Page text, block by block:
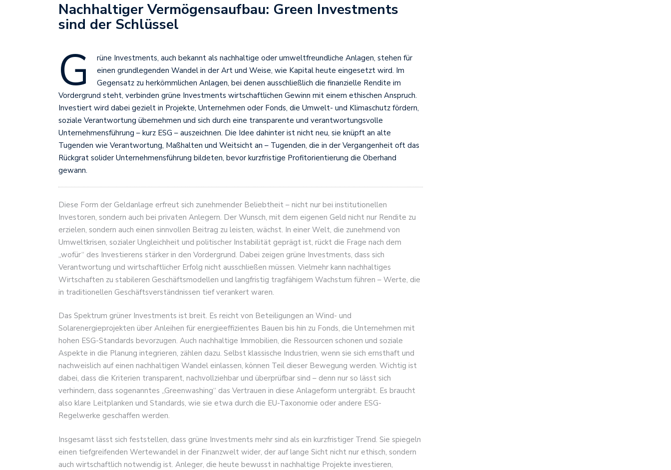
Nachhaltiger Vermögensaufbau: Green Investments
sind der Schlüssel
G
rüne Investments, auch bekannt als nachhaltige oder umweltfreundliche Anlagen, stehen für
einen grundlegenden Wandel in der Art und Weise, wie Kapital heute eingesetzt wird. Im
Gegensatz zu herkömmlichen Anlagen, bei denen ausschließlich die finanzielle Rendite im
Vordergrund steht, verbinden grüne Investments wirtschaftlichen Gewinn mit einem ethischen Anspruch.
Investiert wird dabei gezielt in Projekte, Unternehmen oder Fonds, die Umwelt- und Klimaschutz fördern,
soziale Verantwortung übernehmen und sich durch eine transparente und verantwortungsvolle
Unternehmensführung – kurz ESG – auszeichnen. Die Idee dahinter ist nicht neu, sie knüpft an alte
Tugenden wie Verantwortung, Maßhalten und Weitsicht an – Tugenden, die in der Vergangenheit oft das
Rückgrat solider Unternehmensführung bildeten, bevor kurzfristige Profitorientierung die Oberhand
gewann.
Diese Form der Geldanlage erfreut sich zunehmender Beliebtheit – nicht nur bei institutionellen
Investoren, sondern auch bei privaten Anlegern. Der Wunsch, mit dem eigenen Geld nicht nur Rendite zu
erzielen, sondern auch einen sinnvollen Beitrag zu leisten, wächst. In einer Welt, die zunehmend von
Umweltkrisen, sozialer Ungleichheit und politischer Instabilität geprägt ist, rückt die Frage nach dem
„wofür“ des Investierens stärker in den Vordergrund. Dabei zeigen grüne Investments, dass sich
Verantwortung und wirtschaftlicher Erfolg nicht ausschließen müssen. Vielmehr kann nachhaltiges
Wirtschaften zu stabileren Geschäftsmodellen und langfristig tragfähigem Wachstum führen – Werte, die
in traditionellen Geschäftsverständnissen tief verankert waren.
Das Spektrum grüner Investments ist breit. Es reicht von Beteiligungen an Wind- und
Solarenergieprojekten über Anleihen für energieeffizientes Bauen bis hin zu Fonds, die Unternehmen mit
hohen ESG-Standards bevorzugen. Auch nachhaltige Immobilien, die Ressourcen schonen und soziale
Aspekte in die Planung integrieren, zählen dazu. Selbst klassische Industrien, wenn sie sich ernsthaft und
nachweislich auf einen nachhaltigen Wandel einlassen, können Teil dieser Bewegung werden. Wichtig ist
dabei, dass die Kriterien transparent, nachvollziehbar und überprüfbar sind – denn nur so lässt sich
verhindern, dass sogenanntes „Greenwashing“ das Vertrauen in diese Anlageform untergräbt. Es braucht
also klare Leitplanken und Standards, wie sie etwa durch die EU-Taxonomie oder andere ESG-
Regelwerke geschaffen werden.
Insgesamt lässt sich feststellen, dass grüne Investments mehr sind als ein kurzfristiger Trend. Sie spiegeln
einen tiefgreifenden Wertewandel in der Finanzwelt wider, der auf lange Sicht nicht nur ethisch, sondern
auch wirtschaftlich notwendig ist. Anleger, die heute bewusst in nachhaltige Projekte investieren,